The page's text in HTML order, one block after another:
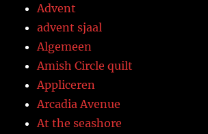
Advent
advent sjaal
Algemeen
Amish Circle quilt
Appliceren
Arcadia Avenue
At the seashore